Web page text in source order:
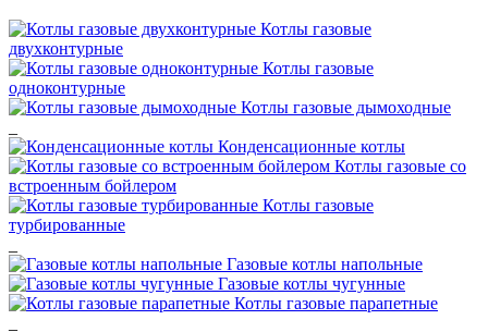
Котлы газовые
двухконтурные
Котлы газовые
одноконтурные
Котлы газовые дымоходные
Конденсационные котлы
Котлы газовые со
встроенным бойлером
Котлы газовые
турбированные
Газовые котлы напольные
Газовые котлы чугунные
Котлы газовые парапетные